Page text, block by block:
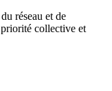
réseau et de
collective et